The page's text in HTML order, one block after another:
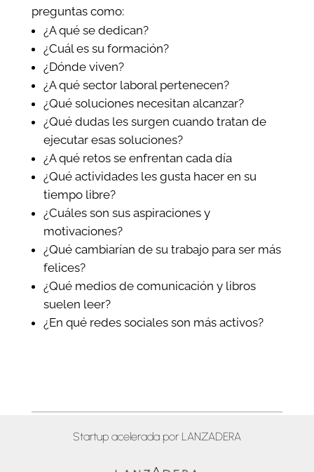
preguntas como:
¿A qué se dedican?
¿Cuál es su formación?
¿Dónde viven?
¿A qué sector laboral pertenecen?
¿Qué soluciones necesitan alcanzar?
¿Qué dudas les surgen cuando tratan de
ejecutar esas soluciones?
¿A qué retos se enfrentan cada día
¿Qué actividades les gusta hacer en su
tiempo libre?
¿Cuáles son sus aspiraciones y
motivaciones?
¿Qué cambiarían de su trabajo para ser más
felices?
¿Qué medios de comunicación y libros
suelen leer?
¿En qué redes sociales son más activos?
Startup acelerada por LANZADERA